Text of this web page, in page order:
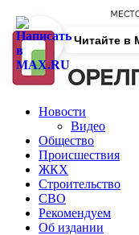
Новости
Видео
Общество
Происшествия
ЖКХ
Строительство
СВО
Рекомендуем
Об издании
Читайте в